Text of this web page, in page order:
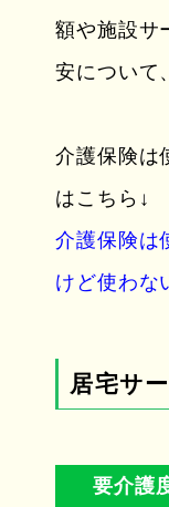
額や施設サ
安について
介護保険は
はこちら↓
介護保険は
けど使わな
居宅サ
要介護